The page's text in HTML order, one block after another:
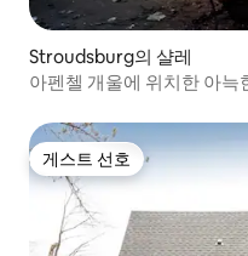
Stroudsburg의 샬레
아펜첼 개울에 위치한 아늑
게스트 선호
게스트 선호